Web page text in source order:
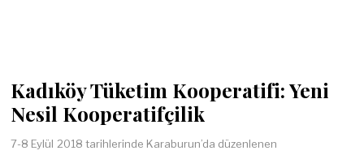
Kadıköy Tüketim Kooperatifi: Yeni
Nesil Kooperatifçilik
7-8 Eylül 2018 tarihlerinde Karaburun’da düzenlenen